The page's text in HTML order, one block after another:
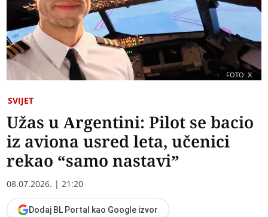
FOTO: X
SVIJET
Užas u Argentini: Pilot se bacio
iz aviona usred leta, učenici
rekao “samo nastavi”
08.07.2026. | 21:20
Dodaj BL Portal kao Google izvor